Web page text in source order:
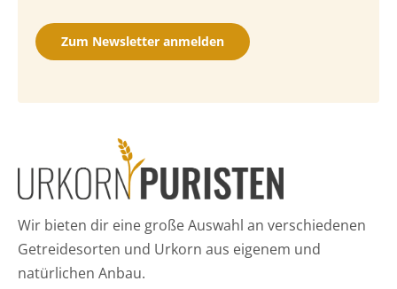
Zum Newsletter anmelden
Wir bieten dir eine große Auswahl an verschiedenen
Getreidesorten und Urkorn aus eigenem und
natürlichen Anbau.